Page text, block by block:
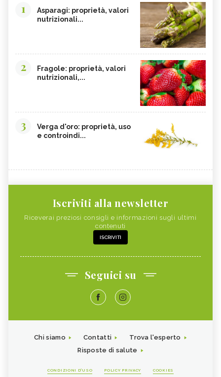
1
Asparagi: proprietà, valori
nutrizionali...
2
Fragole: proprietà, valori
nutrizionali,...
3
Verga d'oro: proprietà, uso
e controindi...
Iscriviti alla newsletter
Riceverai preziosi consigli e informazioni sugli ultimi
contenuti
ISCRIVITI
Seguici su
Chi siamo Contatti
Trova l'esperto
Risposte di salute
CONDIZIONI D'USO POLICY PRIVACY COOKIES